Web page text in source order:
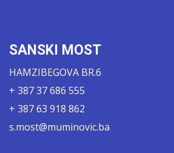
SANSKI MOST
HAMZIBEGOVA BR.6
+ 387 37 686 555
+ 387 63 918 862
s.most@muminovic.ba